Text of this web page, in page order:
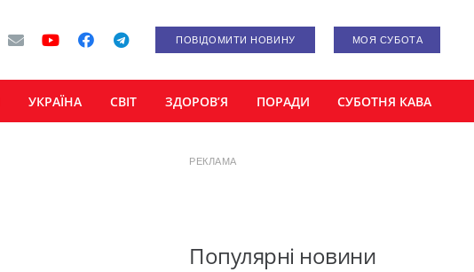
ПОВІДОМИТИ НОВИНУ МОЯ СУБОТА
УКРАЇНА СВІТ ЗДОРОВ’Я ПОРАДИ СУБОТНЯ КАВА
РЕКЛАМА
Популярні новини